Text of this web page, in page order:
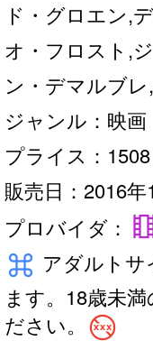
ド・グロエン,
オ・フロスト,
ン・デマルブ
ジャンル：映画
プライス：
販売日：2016年
プロバイダ：
keyboard_command_key アダルトサ
ます。18歳未
ださい。 no_adult_content